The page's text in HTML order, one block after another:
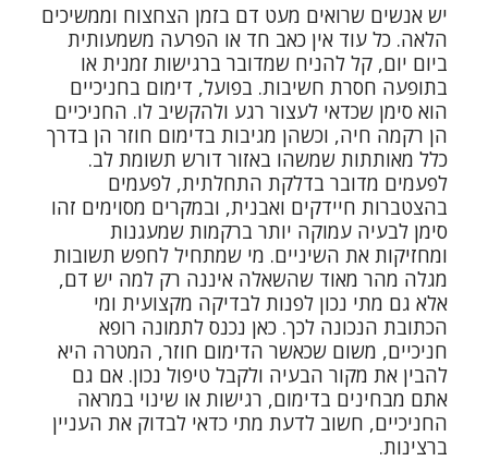
יש אנשים שרואים מעט דם בזמן הצחצוח וממשיכים
הלאה. כל עוד אין כאב חד או הפרעה משמעותית
ביום יום, קל להניח שמדובר ברגישות זמנית או
בתופעה חסרת חשיבות. בפועל, דימום בחניכיים
הוא סימן שכדאי לעצור רגע ולהקשיב לו. החניכיים
הן רקמה חיה, וכשהן מגיבות בדימום חוזר הן בדרך
כלל מאותתות שמשהו באזור דורש תשומת לב.
לפעמים מדובר בדלקת התחלתית, לפעמים
בהצטברות חיידקים ואבנית, ובמקרים מסוימים זהו
סימן לבעיה עמוקה יותר ברקמות שמעגנות
ומחזיקות את השיניים. מי שמתחיל לחפש תשובות
מגלה מהר מאוד שהשאלה איננה רק למה יש דם,
אלא גם מתי נכון לפנות לבדיקה מקצועית ומי
הכתובת הנכונה לכך. כאן נכנס לתמונה רופא
חניכיים, משום שכאשר הדימום חוזר, המטרה היא
להבין את מקור הבעיה ולקבל טיפול נכון. אם גם
אתם מבחינים בדימום, רגישות או שינוי במראה
החניכיים, חשוב לדעת מתי כדאי לבדוק את העניין
ברצינות.